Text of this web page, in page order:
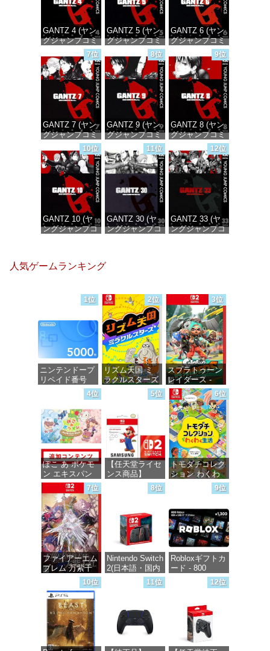
GANTZ 4 (ヤン
グジャンプコミ
ックスDIGITAL)
価格：¥100
GANTZ 5 (ヤン
グジャンプコミ
ックスDIGITAL)
価格：¥100
GANTZ 6 (ヤン
グジャンプコミ
ックスDIGITAL)
価格：¥100
7位
GANTZ 7 (ヤン
グジャンプコミ
ックスDIGITAL)
価格：¥100
8位
GANTZ 9 (ヤン
グジャンプコミ
ックスDIGITAL)
価格：¥100
9位
GANTZ 8 (ヤン
グジャンプコミ
ックスDIGITAL)
価格：¥100
10位
GANTZ 10 (ヤ
ングジャンプコ
価格：¥100
11位
GANTZ 30 (ヤ
ングジャンプコ
12位
GANTZ 33 (ヤ
ングジャンプコ
人気ゲームランキング
1位
ニンテンドープ
リペイド番号
5000円|オンラ
インコード版
価格：¥5,000
2位
リズム天国 ミ
ラクルスターズ
3位
スプラトゥーン
レイダース -
Switch2
価格：¥6,455
4位
ぽこ あ ポケモ
ン エキスパン
ションパス|オン
ラインコード版
価格：¥4,400
5位
【任天堂ライセ
ンス商品】
256GB for
Nintendo Switch
2(サムスン マイ
クロSDエクス
プレスカード
256GB)
【Amazon.co.jp
Nintendo S
価格：¥9,980
6位
トモダチコレク
ション わくわ
く生活 -Switch
7位
ファイアーエム
ブレム 万紫千
紅 -Switch2
価格：¥8,979
8位
Nintendo Switch
2(日本語・国内
9位
Robloxギフトカ
ード - 800
Robux 【限定バ
ーチャルアイテ
【オンラインゲ
ームコード】
ロブロックス |
オンラインコー
ド版
10位 11位 12位